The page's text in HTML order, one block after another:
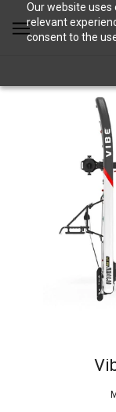
Our website uses
relevant
consent to the